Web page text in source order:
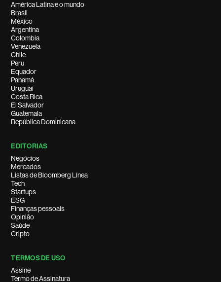
América Latina e o mundo
Brasil
México
Argentina
Colombia
Venezuela
Chile
Peru
Equador
Panamá
Uruguai
Costa Rica
El Salvador
Guatemala
República Dominicana
EDITORIAS
Negócios
Mercados
Listas de Bloomberg Línea
Tech
Startups
ESG
Finanças pessoais
Opinião
Saúde
Cripto
TERMOS DE USO
Assine
Termo de Assinatura